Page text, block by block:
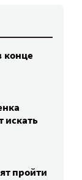
конце
искать
пройти